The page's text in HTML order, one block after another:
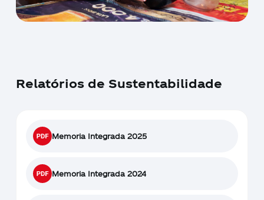
Relatórios de Sustentabilidade
Memoria Integrada 2025
Memoria Integrada 2024